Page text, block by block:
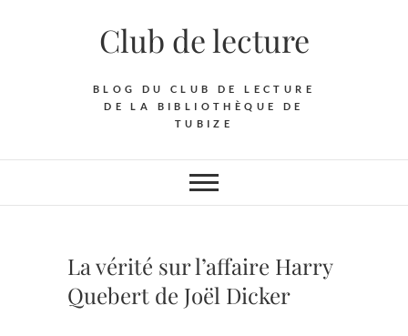
Club de lecture
BLOG DU CLUB DE LECTURE
DE LA BIBLIOTHÈQUE DE
TUBIZE
La vérité sur l’affaire Harry
Quebert de Joël Dicker